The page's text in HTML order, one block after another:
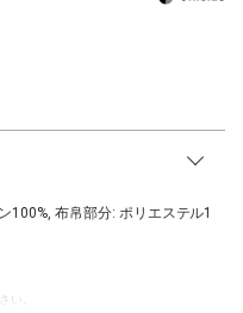
100%, 布帛部分: ポリエステル1
い。